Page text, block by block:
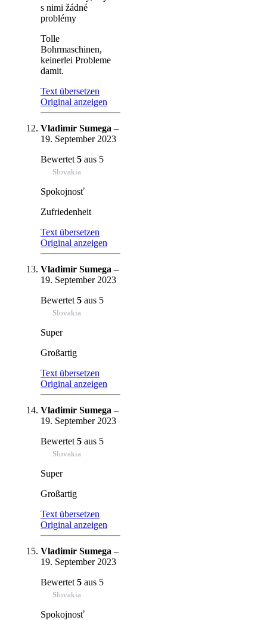
s nimi žádné
problémy
Tolle
Bohrmaschinen,
keinerlei Probleme
damit.
Text übersetzen
Original anzeigen
Vladimír Sumega –
19. September 2023
Bewertet 5 aus 5
Slovakia
Spokojnosť
Zufriedenheit
Text übersetzen
Original anzeigen
Vladimír Sumega –
19. September 2023
Bewertet 5 aus 5
Slovakia
Super
Großartig
Text übersetzen
Original anzeigen
Vladimír Sumega –
19. September 2023
Bewertet 5 aus 5
Slovakia
Super
Großartig
Text übersetzen
Original anzeigen
Vladimír Sumega –
19. September 2023
Bewertet 5 aus 5
Slovakia
Spokojnosť